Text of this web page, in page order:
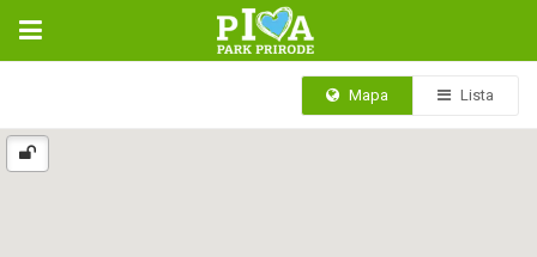
Mapa Lista